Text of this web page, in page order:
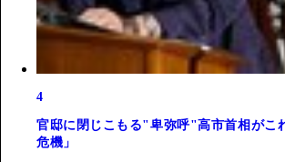
4
官邸に閉じこもる"卑弥呼"高市首相がこ
危機」